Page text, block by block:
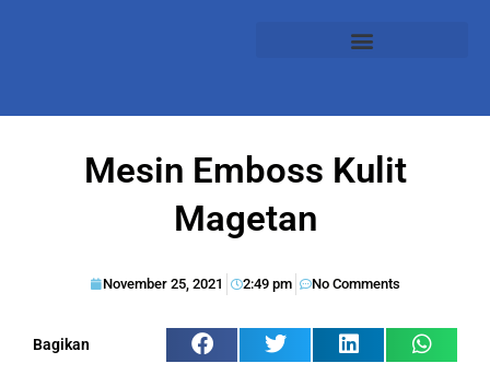
Mesin Emboss Kulit
Magetan
November 25, 2021 2:49 pm No Comments
Bagikan